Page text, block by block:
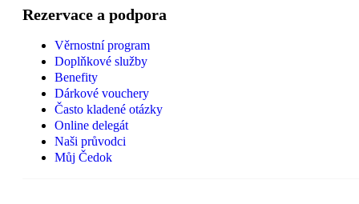
Rezervace a podpora
Věrnostní program
Doplňkové služby
Benefity
Dárkové vouchery
Často kladené otázky
Online delegát
Naši průvodci
Můj Čedok